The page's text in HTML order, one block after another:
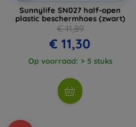
Sunnylife SN027 half-open
plastic beschermhoes (zwart)
€ 11,89
€ 11,30
Op voorraad: > 5 stuks